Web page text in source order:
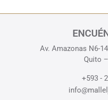
Av. Amazonas N6-
Quito
+593 -